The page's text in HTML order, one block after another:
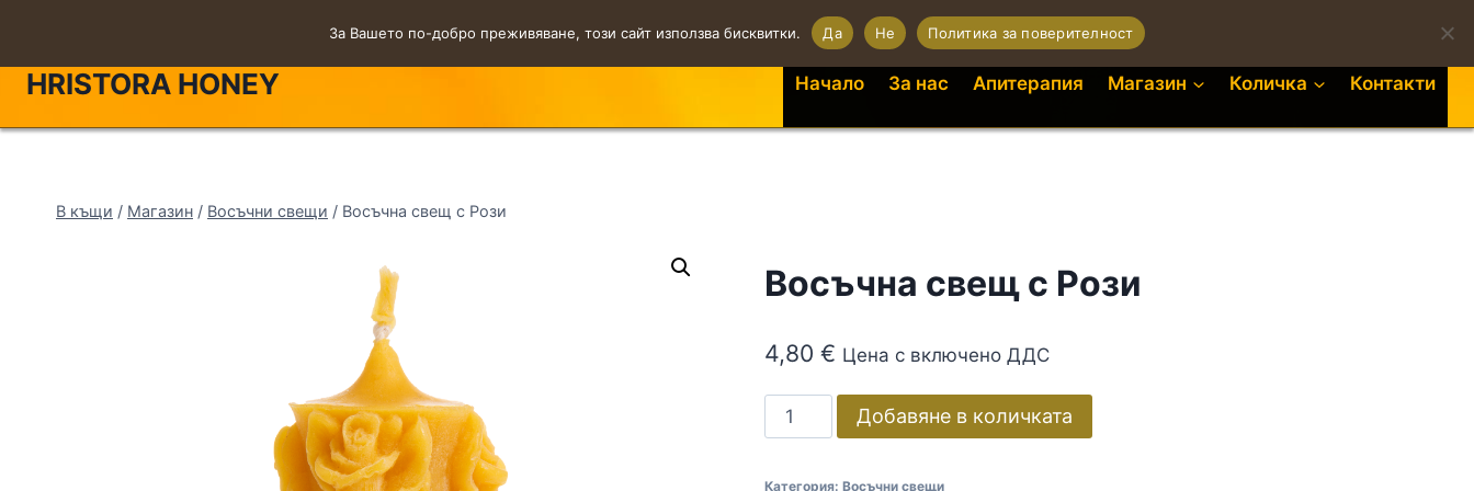
HRISTORA HONEY Начало За нас Апитерапия Магазин Количка Контакти
В къщи / Магазин / Восъчни свещи / Восъчна свещ с Рози
Восъчна свещ с Рози
4,80 € Цена с включено ДДС
Добавяне в количката
Категория: Восъчни свещи
За Вашето по-добро преживяване, този сайт използва бисквитки. Да Не Политика за поверителност